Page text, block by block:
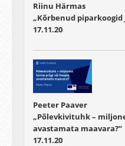
Riinu Härmas
„Kõrbenud
17.11.20
Peeter Paaver
„Põlevkivituhk –
avastamata maavara?“
17.11.20